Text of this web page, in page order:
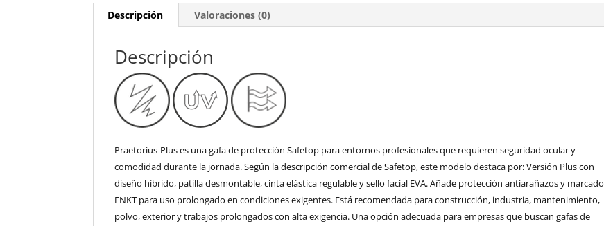
Descripción Valoraciones (0)
Descripción
Praetorius-Plus es una gafa de protección Safetop para entornos profesionales que requieren seguridad ocular y
comodidad durante la jornada. Según la descripción comercial de Safetop, este modelo destaca por: Versión Plus con
diseño híbrido, patilla desmontable, cinta elástica regulable y sello facial EVA. Añade protección antiarañazos y marcado
FNKT para uso prolongado en condiciones exigentes. Está recomendada para construcción, industria, mantenimiento,
polvo, exterior y trabajos prolongados con alta exigencia. Una opción adecuada para empresas que buscan gafas de